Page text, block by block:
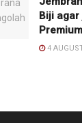
Biji agar
Premium
4